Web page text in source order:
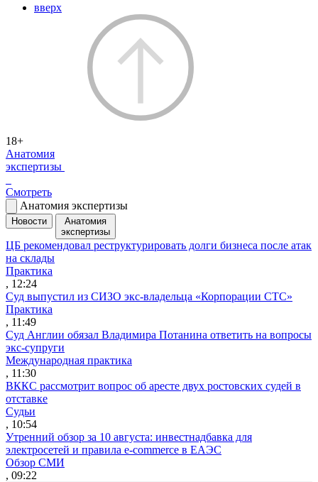
вверх
18+
Анатомия
экспертизы
Смотреть
Анатомия экспертизы
Новости
Анатомия
экспертизы
ЦБ рекомендовал реструктурировать долги бизнеса после атак
на склады
Практика
, 12:24
Суд выпустил из СИЗО экс-владельца «Корпорации СТС»
Практика
, 11:49
Суд Англии обязал Владимира Потанина ответить на вопросы
экс-супруги
Международная практика
, 11:30
ВККС рассмотрит вопрос об аресте двух ростовских судей в
отставке
Судьи
, 10:54
Утренний обзор за 10 августа: инвестнадбавка для
электросетей и правила e-commerce в ЕАЭС
Обзор СМИ
, 09:22